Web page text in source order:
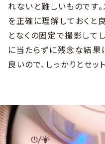
れないと難しいものです
を正確に理解しておくと
となくの固定で撮影して
に当たらずに残念な結果
良いので、しっかりとセッ